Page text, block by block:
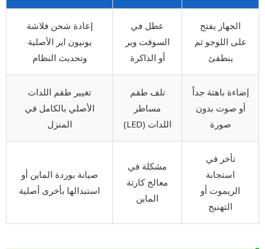
الجهاز يفتح
على اللوجو ثم
ينطفئ
عطل في
السوفت وير
أو الذاكرة
إعادة شحن فلاشة
يونيون اير الأصلية
وتحديث النظام
إضاءة باهتة جداً
أو صوت بدون
صورة
تلف طقم
مساطر
اللدات (LED)
تغيير طقم اللدات
الأصلي بالكامل في
المنزل
تأخر في
استجابة
الريموت أو
التهنيج
مشكلة في
معالج كارتة
الماين
صيانة بوردة الماين أو
استبدالها بأخرى أصلية